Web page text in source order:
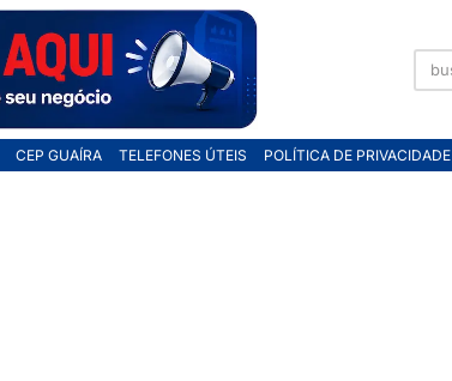
CEP GUAÍRA TELEFONES ÚTEIS POLÍTICA DE PRIVACIDADE